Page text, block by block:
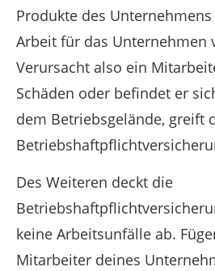
Produkte des
Arbeit für das Unternehmen
Verursacht also ein
Schäden oder befindet er
dem Betriebsgelände, greift
Des Weiteren deckt die
keine Arbeitsunfälle ab.
Mitarbeiter deines